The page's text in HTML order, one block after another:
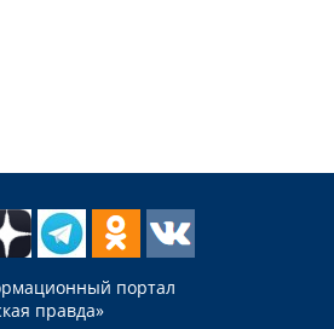
портал
правда»